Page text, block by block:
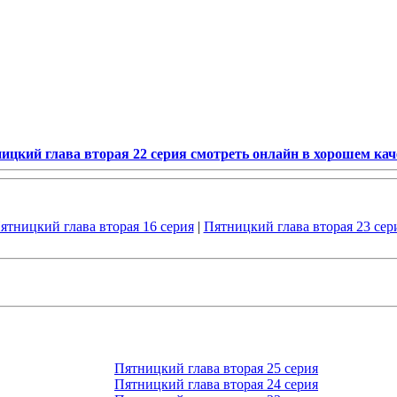
глава вторая 22 серия смотреть онлайн в хорошем
глава вторая 16 серия| Пятницкий глава вторая 23
Пятницкий глава вторая 25 серия
Пятницкий глава вторая 24 серия